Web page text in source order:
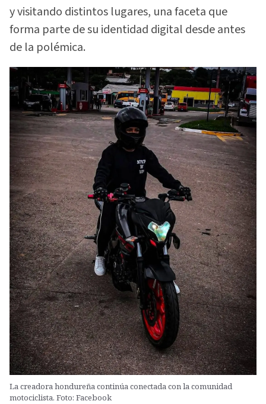
y visitando distintos lugares, una faceta que
forma parte de su identidad digital desde antes
de la polémica.
La creadora hondureña continúa conectada con la comunidad
motociclista. Foto: Facebook